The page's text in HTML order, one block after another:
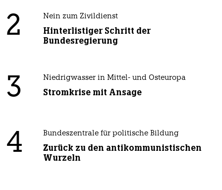
2 Nein zum Zivildienst
Hinterlistiger Schritt der
Bundesregierung
3 Niedrigwasser in Mittel- und Osteuropa
Stromkrise mit Ansage
4 Bundeszentrale für politische Bildung
Zurück zu den antikommunistischen
Wurzeln